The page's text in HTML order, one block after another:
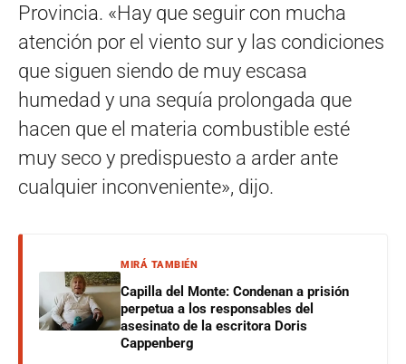
Provincia. «Hay que seguir con mucha
atención por el viento sur y las condiciones
que siguen siendo de muy escasa
humedad y una sequía prolongada que
hacen que el materia combustible esté
muy seco y predispuesto a arder ante
cualquier inconveniente», dijo.
MIRÁ TAMBIÉN
Capilla del Monte: Condenan a prisión
perpetua a los responsables del
asesinato de la escritora Doris
Cappenberg